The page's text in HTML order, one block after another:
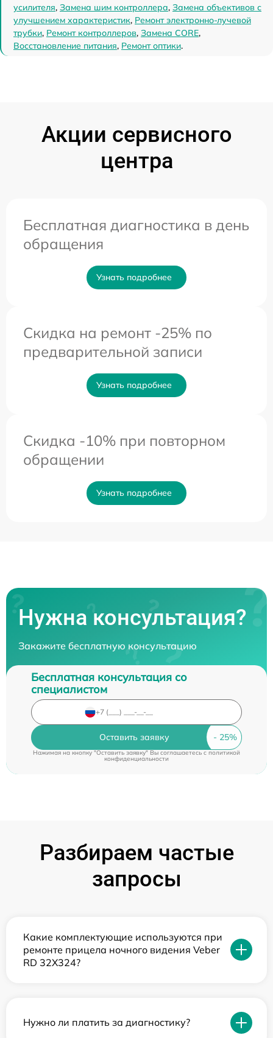
усилителя, Замена шим контроллера, Замена объективов с
улучшением характеристик, Ремонт электронно-лучевой
трубки, Ремонт контроллеров, Замена CORE,
Восстановление питания, Ремонт оптики.
Акции сервисного
центра
Бесплатная диагностика в день
обращения
Узнать подробнее
Скидка на ремонт -25% по
предварительной записи
Узнать подробнее
Скидка -10% при повторном
обращении
Узнать подробнее
Нужна консультация?
Закажите бесплатную консультацию
Бесплатная консультация со
специалистом
Оставить заявку
Нажимая на кнопку "Оставить заявку" Вы соглашаетесь cполитикой
конфиденциальности
Разбираем частые
запросы
Какие комплектующие используются при
ремонте прицела ночного видения Veber
RD 32X324?
Нужно ли платить за диагностику?